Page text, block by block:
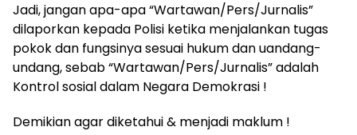
Jadi, jangan apa-apa “Wartawan/Pers/Jurnalis”
dilaporkan kepada Polisi ketika menjalankan tugas
pokok dan fungsinya sesuai hukum dan uandang-
undang, sebab “Wartawan/Pers/Jurnalis” adalah
Kontrol sosial dalam Negara Demokrasi !
Demikian agar diketahui & menjadi maklum !